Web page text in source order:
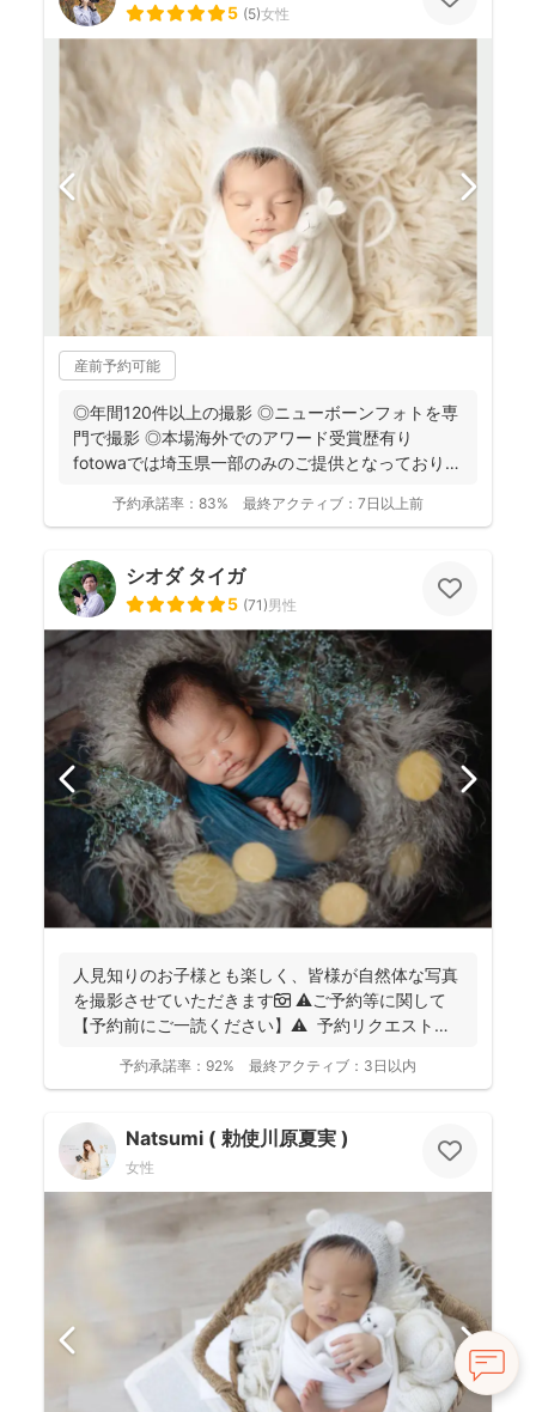
5 (5)女性
産前予約可能
◎年間120件以上の撮影 ◎ニューボーンフォトを専
門で撮影 ◎本場海外でのアワード受賞歴有り
fotowaでは埼玉県一部のみのご提供となっておりま
予約承諾率： 83% 最終アクティブ： 7日以上前
シオダ タイガ
5 (71)男性
人見知りのお子様とも楽しく、皆様が自然体な写真
を撮影させていただきます📷 ⚠️ご予約等に関して
【予約前にご一読ください】⚠️ 予約リクエストの
予約承諾率： 92% 最終アクティブ： 3日以内
Natsumi ( 勅使川原夏実 )
女性